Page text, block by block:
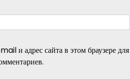
и адрес сайта в этом браузере для